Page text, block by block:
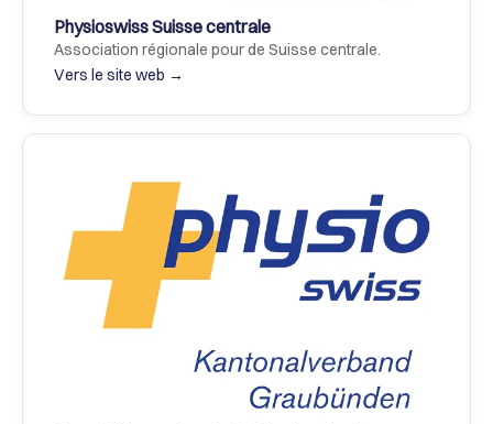
Physioswiss Suisse centrale
Association régionale pour de Suisse centrale.
Vers le site web →